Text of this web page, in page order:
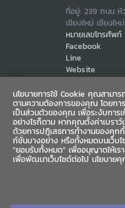
ที่อยู่: 239 ถนน ห้
เชียงใหม่ เชียงใ
หมายเลขโท
Facebook
Line
Website
ช่องทางสื่อส
นโยบายการใช้ Cookie คุณสามา
ตามความต้องการของคุณ โดยกา
เป็นส่วนตัวของคุณ เพื่อระงับการ
อย่างไรก็ตาม หากคุณตั้งค่าเบรา
ด้วยการปฎิเสธการทำงานของคุ
ก์ชั่นบางอย่าง หรือทั้งหมดบนเว็บ
"ยอมรับทั้งหมด" เพื่ออนุญาตให้เรา
เพื่อพัฒนาเว็บไซต์ต่อไป นโยบาย